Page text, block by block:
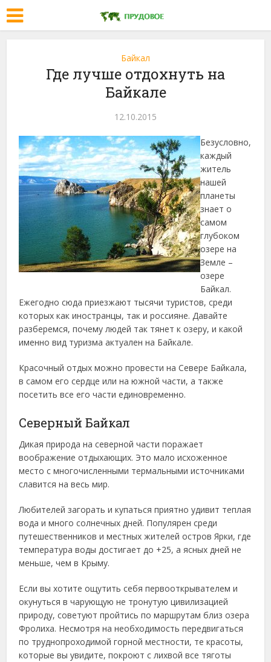
Байкал
Где лучше отдохнуть на
Байкале
12.10.2015
Безусловно,
каждый
житель
нашей
планеты
знает о
самом
глубоком
озере на
Земле –
озере
Байкал.
Ежегодно сюда приезжают тысячи туристов, среди
которых как иностранцы, так и россияне. Давайте
разберемся, почему людей так тянет к озеру, и какой
именно вид туризма актуален на Байкале.
Красочный отдых можно провести на Севере Байкала,
в самом его сердце или на южной части, а также
посетить все его части единовременно.
Северный Байкал
Дикая природа на северной части поражает
воображение отдыхающих. Это мало исхоженное
место с многочисленными термальными источниками
славится на весь мир.
Любителей загорать и купаться приятно удивит теплая
вода и много солнечных дней. Популярен среди
путешественников и местных жителей остров Ярки, где
температура воды достигает до +25, а ясных дней не
меньше, чем в Крыму.
Если вы хотите ощутить себя первооткрывателем и
окунуться в чарующую не тронутую цивилизацией
природу, советуют пройтись по маршрутам близ озера
Фролиха. Несмотря на необходимость передвигаться
по труднопроходимой горной местности, те красоты,
которые вы увидите, покроют с лихвой все тяготы